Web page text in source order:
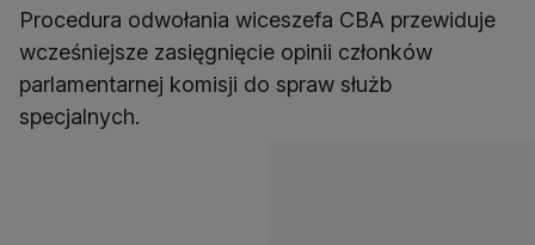
Procedura odwołania wiceszefa CBA przewiduje
wcześniejsze zasięgnięcie opinii członków
parlamentarnej komisji do spraw służb
specjalnych.